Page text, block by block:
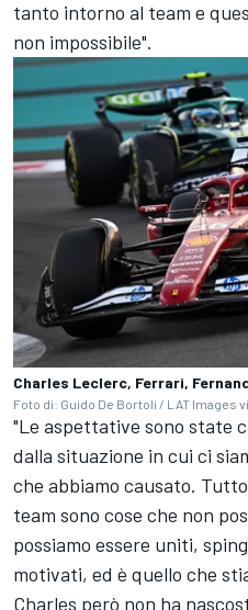
tanto intorno al team e
non impossibile".
Charles Leclerc, Ferrari,
Foto di: Guido De Bortoli / LAT Images
"Le aspettative sono state
dalla situazione in cui ci
che abbiamo causato.
team sono cose che non
possiamo essere uniti,
motivati, ed è quello che
Charles però non ha